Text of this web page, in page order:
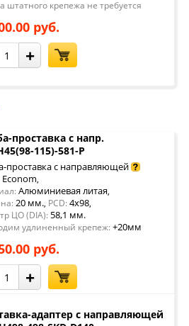
штатного крепежа не требуется
руб.
+
проставка с напр.
115)-581-P
проставка с направляющей
Econom,
Алюминиевая литая,
20 мм., PCD: 4x98,
ЦО (DIA): 58,1 мм.
удлиненный крепеж: +20мм
руб.
+
адаптер с направляющей